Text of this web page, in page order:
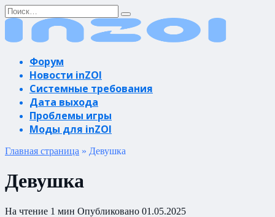
Перейти
к
содержанию
Search
for:
Форум
Новости inZOI
Системные требования
Дата выхода
Проблемы игры
Моды для inZOI
Главная страница » Девушка
Девушка
На чтение 1 мин Опубликовано 01.05.2025